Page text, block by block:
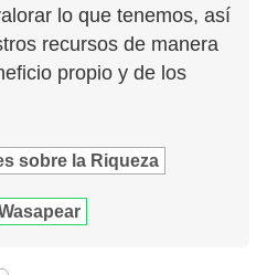
lo que tenemos, así
recursos de manera
propio y de los
sobre la Riqueza